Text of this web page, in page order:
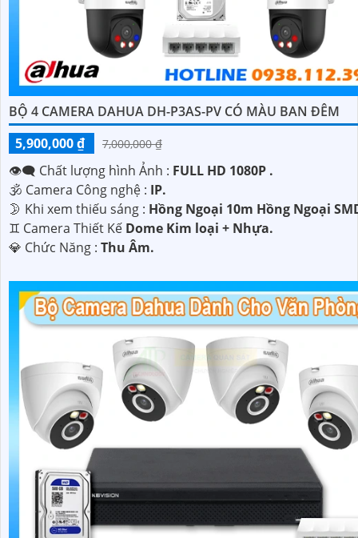
BỘ 4 CAMERA DAHUA DH-P3AS-PV CÓ MÀU BAN ĐÊM
5,900,000 ₫
7,000,000 ₫
👁️‍🗨 Chất lượng hình Ảnh : FULL HD 1080P .
🕉️ Camera Công nghệ : IP.
🌛 Khi xem thiếu sáng : Hồng Ngoại 10m Hồng Ngoại
♊ Camera Thiết Kế Dome Kim loại + Nhựa.
️💎 Chức Năng : Thu Âm.